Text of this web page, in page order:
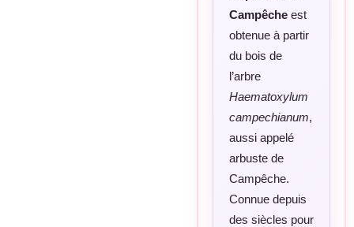
Campêche est
obtenue à partir
du bois de
l’arbre
Haematoxylum
campechianum,
aussi appelé
arbuste de
Campêche.
Connue depuis
des siècles pour